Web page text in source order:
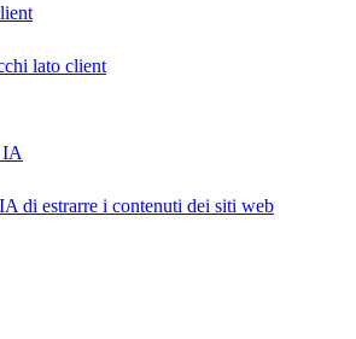
lato client
IA
di estrarre i contenuti dei siti web